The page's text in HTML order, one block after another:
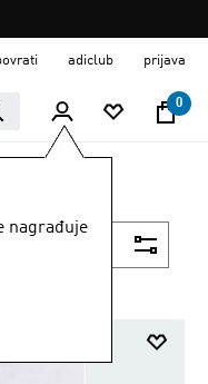
adiclub prijava
0
nagrađuje